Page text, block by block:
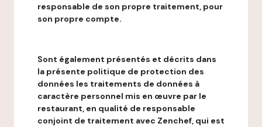
responsable de son propre traitement, pour
son propre compte.
Sont également présentés et décrits dans
la présente politique de protection des
données les traitements de données à
caractère personnel mis en œuvre par le
restaurant, en qualité de responsable
conjoint de traitement avec Zenchef, qui est